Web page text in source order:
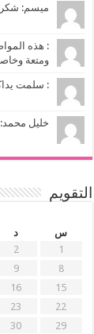
ميسم: شكراً
: هذه
ومتعة
: سلمت
خليل محمد:
التقويم
س
د
1
2
8
9
15
16
22
23
29
30